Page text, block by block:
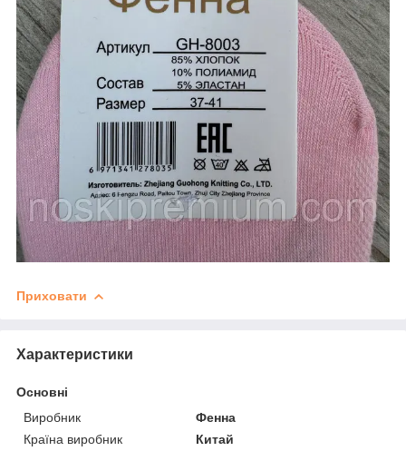
Приховати
Характеристики
Основні
Виробник
Фенна
Країна виробник
Китай